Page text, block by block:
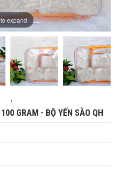
expand
›
GRAM - BỘ YẾN SÀO QH